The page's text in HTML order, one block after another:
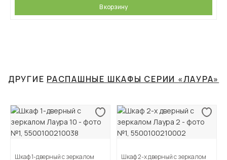
В корзину
ДРУГИЕ РАСПАШНЫЕ ШКАФЫ СЕРИИ «ЛАУРА»
Шкаф 1-дверный с зеркалом
Шкаф 2-х дверный с зеркалом